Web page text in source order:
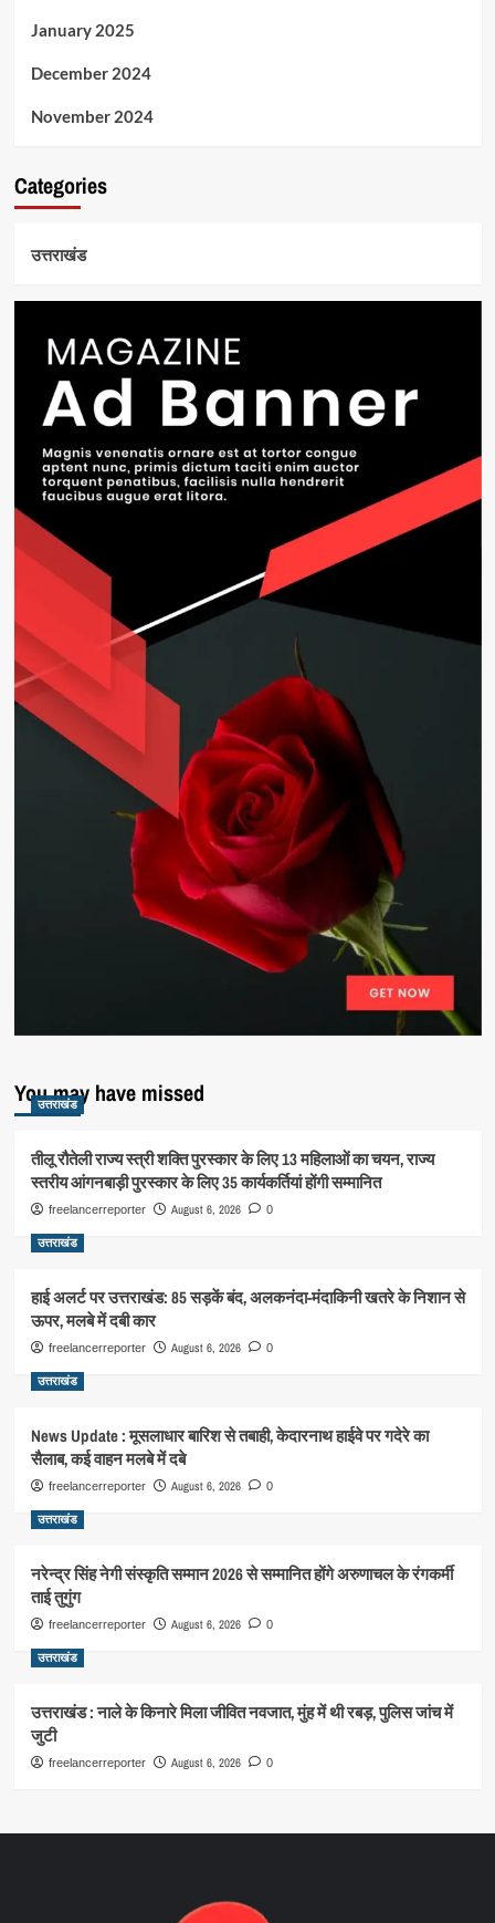
January 2025
December 2024
November 2024
Categories
उत्तराखंड
You may have missed
उत्तराखंड
तीलू रौतेली राज्य स्त्री शक्ति पुरस्कार के लिए 13 महिलाओं का चयन, राज्य
स्तरीय आंगनबाड़ी पुरस्कार के लिए 35 कार्यकर्तियां होंगी सम्मानित
freelancerreporter August 6, 2026 0
उत्तराखंड
हाई अलर्ट पर उत्तराखंड: 85 सड़कें बंद, अलकनंदा-मंदाकिनी खतरे के निशान से
ऊपर, मलबे में दबी कार
freelancerreporter August 6, 2026 0
उत्तराखंड
News Update : मूसलाधार बारिश से तबाही, केदारनाथ हाईवे पर गदेरे का
सैलाब, कई वाहन मलबे में दबे
freelancerreporter August 6, 2026 0
उत्तराखंड
नरेन्द्र सिंह नेगी संस्कृति सम्मान 2026 से सम्मानित होंगे अरुणाचल के रंगकर्मी
ताई तुगुंग
freelancerreporter August 6, 2026 0
उत्तराखंड
उत्तराखंड : नाले के किनारे मिला जीवित नवजात, मुंह में थी रबड़, पुलिस जांच में
जुटी
freelancerreporter August 6, 2026 0